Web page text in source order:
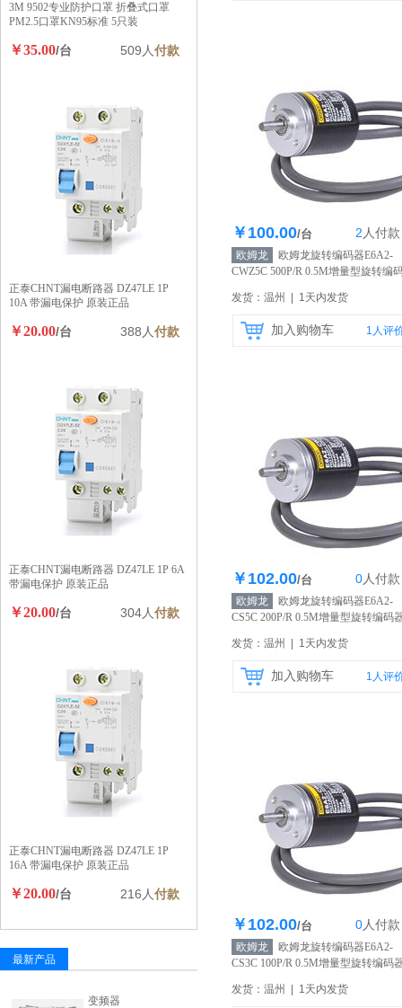
库存200个
￥100.00/台 2 人付款
欧姆龙
欧姆龙旋转编码器E6A2-
CWZ5C 500P/R 0.5M增量型旋转编
发货：温州 | 1天内发货
加入购物车 1 人评
库存200个
￥102.00/台 0人付款
欧姆龙
欧姆龙旋转编码器E6A2-
CS5C 200P/R 0.5M增量型旋转编码
发货：温州 | 1天内发货
加入购物车 1 人评
库存200个
￥102.00/台 0人付款
欧姆龙
欧姆龙旋转编码器E6A2-
CS3C 100P/R 0.5M增量型旋转编码
发货：温州 | 1天内发货
3M 9502专业防护口罩 折叠式口罩
PM2.5口罩KN95标准 5只装
￥35.00/台 509人付款
正泰CHNT漏电断路器 DZ47LE 1P
10A 带漏电保护 原装正品
￥20.00/台 388人付款
正泰CHNT漏电断路器 DZ47LE 1P 6A
带漏电保护 原装正品
￥20.00/台 304人付款
正泰CHNT漏电断路器 DZ47LE 1P
16A 带漏电保护 原装正品
￥20.00/台 216人付款
最新产品
变频器